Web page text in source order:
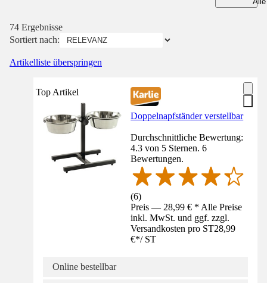
74 Ergebnisse
Sortiert nach:
Artikelliste überspringen
Top Artikel
Doppelnapfständer verstellbar
Durchschnittliche Bewertung:
4.3 von 5 Sternen. 6
Bewertungen.
(6)
Preis — 28,99 € * Alle Preise
inkl. MwSt. und ggf. zzgl.
Versandkosten pro ST28,99
€*/ ST
Online bestellbar